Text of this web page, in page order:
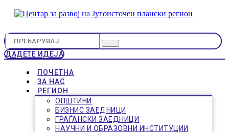
ДАДЕТЕ ИДЕЈА
ПОЧЕТНА
ЗА НАС
РЕГИОН
ОПШТИНИ
БИЗНИС ЗАЕДНИЦИ
ГРАЃАНСКИ ЗАЕДНИЦИ
НАУЧНИ И ОБРАЗОВНИ ИНСТИТУЦИИ